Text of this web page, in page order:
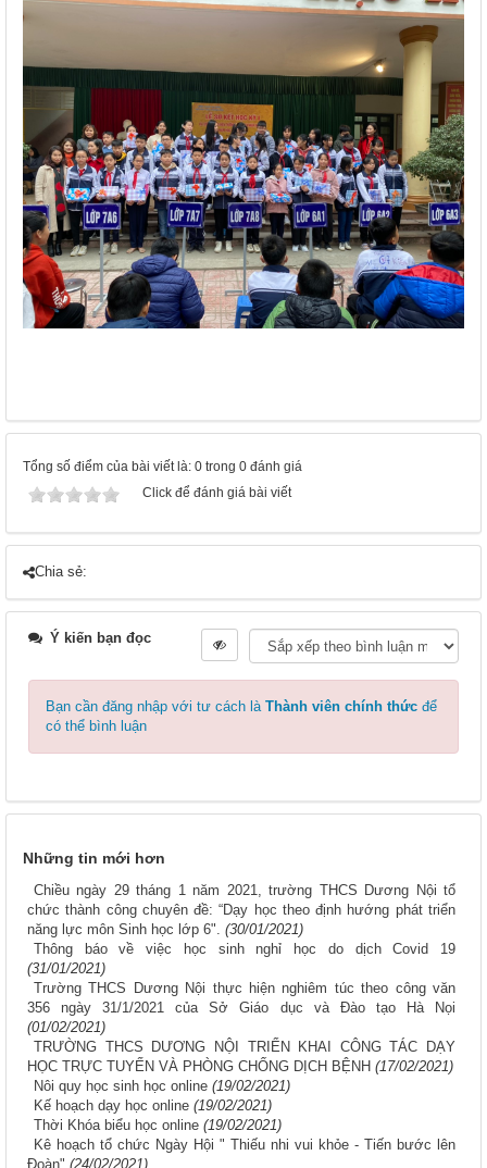
Tổng số điểm của bài viết là: 0 trong 0 đánh giá
Click để đánh giá bài viết
Chia sẻ:
Ý kiến bạn đọc
Bạn cần đăng nhập với tư cách là Thành viên chính thức để
có thể bình luận
Những tin mới hơn
Chiều ngày 29 tháng 1 năm 2021, trường THCS Dương Nội tổ
chức thành công chuyên đề: “Dạy học theo định hướng phát triển
năng lực môn Sinh học lớp 6". (30/01/2021)
Thông báo về việc học sinh nghỉ học do dịch Covid 19
(31/01/2021)
Trường THCS Dương Nội thực hiện nghiêm túc theo công văn
356 ngày 31/1/2021 của Sở Giáo dục và Đào tạo Hà Nọi
(01/02/2021)
TRƯỜNG THCS DƯƠNG NỘI TRIỂN KHAI CÔNG TÁC DẠY
HỌC TRỰC TUYẾN VÀ PHÒNG CHỐNG DỊCH BỆNH (17/02/2021)
Nôi quy học sinh học online (19/02/2021)
Kế hoạch dạy học online (19/02/2021)
Thời Khóa biểu học online (19/02/2021)
Kê hoạch tổ chức Ngày Hội " Thiếu nhi vui khỏe - Tiến bước lên
Đoàn" (24/02/2021)